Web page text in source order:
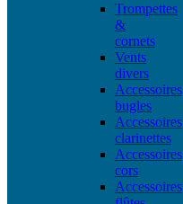
Trompettes
&
cornets
Vents
divers
Accessoires
bugles
Accessoires
clarinettes
Accessoires
cors
Accessoires